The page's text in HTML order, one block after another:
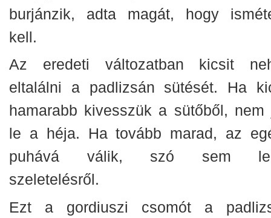
burjánzik, adta magát, hogy
kell.
Az eredeti változatban kicsit
eltalálni a padlizsán sütését. Ha
hamarabb kivesszük a sütőből, nem
le a héja. Ha tovább marad, az
puhává válik, szó sem
szeletelésről.
Ezt a gordiuszi csomót a